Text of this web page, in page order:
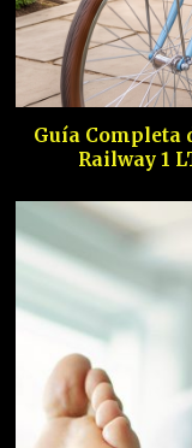
Guía Completa
Railway 1